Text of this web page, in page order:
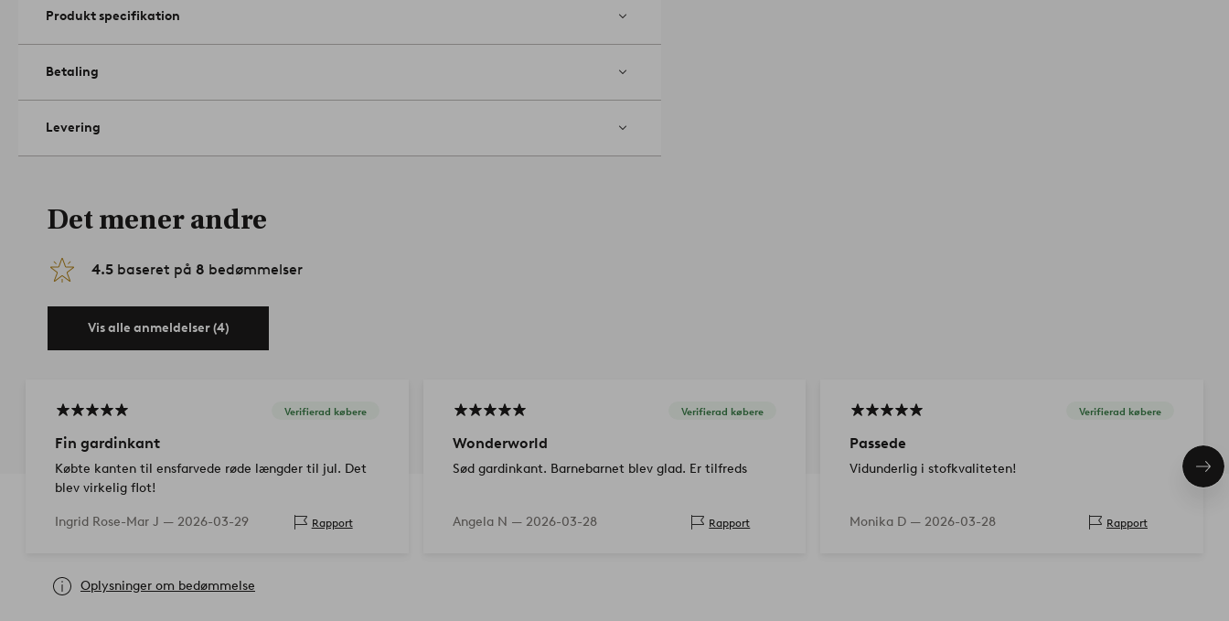
Gramvægt: 105 g/m².
petroleumsbaserede opløsningsmidler). Vask seperat. Forlæng gardinernes levetid ved at støvsuge
vand på en lys klud. Dup pletten forsigtigt med kluden, steam og lad tørre. Krympning maks. 5
Produkt specifikation
Betaling
Levering
Det mener andre
4.5 baseret på 8 bedømmelser
Vis alle anmeldelser (4)
Verifierad købere
Fin gardinkant
Købte kanten til ensfarvede røde længder til jul. Det
blev virkelig flot!
Ingrid Rose-Mar J — 2026-03-29 Rapport
Verifierad købere
Wonderworld
Sød gardinkant. Barnebarnet blev glad. Er tilfreds
Angela N — 2026-03-28 Rapport
Verifierad købere
Passede
Vidunderlig i stofkvaliteten!
Monika D — 2026-03-28 Rapport
Oplysninger om bedømmelse